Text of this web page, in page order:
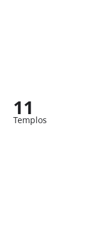
11
Templos